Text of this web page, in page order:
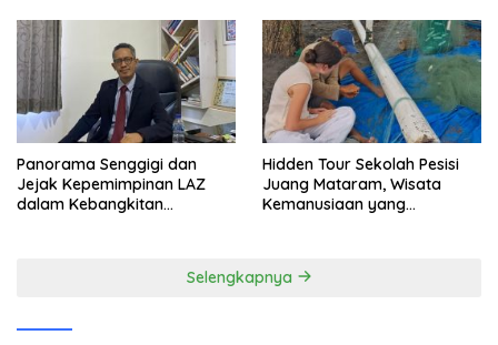
Panorama Senggigi dan
Jejak Kepemimpinan LAZ
dalam Kebangkitan
Hidden Tour Sekolah Pesisi
Juang Mataram, Wisata
Kemanusiaan yang
Selengkapnya